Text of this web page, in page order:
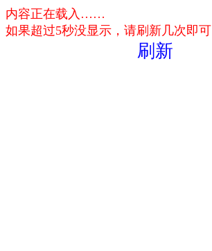
内容正在载入……
如果超过5秒没显示，请刷新几次即可
刷新